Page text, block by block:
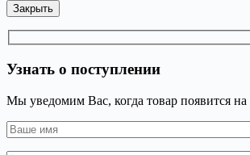
Закрыть
Узнать о поступлении
Мы уведомим Вас, когда товар появится на